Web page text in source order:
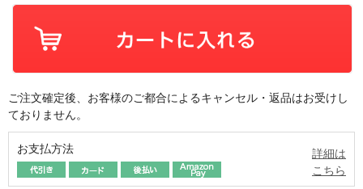
ご注文確定後、お客様のご都合によるキャンセル・返品はお受けし
ておりません。
お支払方法
詳細は
こちら